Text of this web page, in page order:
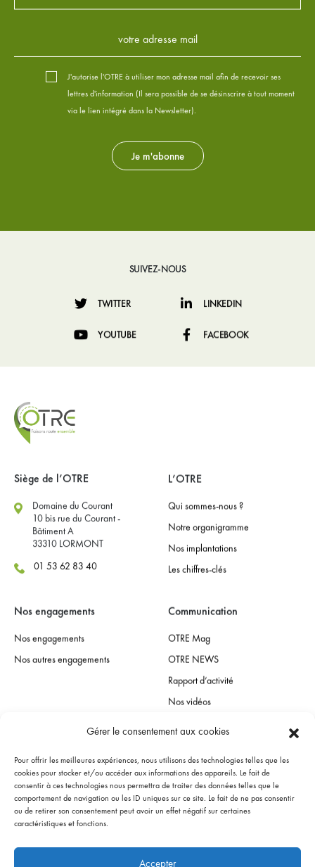
Gérer le consentement aux cookies
Pour offrir les meilleures expériences, nous utilisons des technologies telles que les
cookies pour stocker et/ou accéder aux informations des appareils. Le fait de
consentir à ces technologies nous permettra de traiter des données telles que le
comportement de navigation ou les ID uniques sur ce site. Le fait de ne pas consentir
ou de retirer son consentement peut avoir un effet négatif sur certaines
caractéristiques et fonctions.
Accepter
J'autorise l'OTRE à utiliser mon adresse mail afin de recevoir ses
lettres d'information (Il sera possible de se désinscrire à tout moment
via le lien intégré dans la Newsletter).
SUIVEZ-NOUS
TWITTER LINKEDIN
YOUTUBE FACEBOOK
Siège de l’OTRE
Domaine du Courant
10 bis rue du Courant -
Bâtiment A
33310 LORMONT
01 53 62 83 40
L’OTRE
Qui sommes-nous ?
Notre organigramme
Nos implantations
Les chiffres-clés
Nos engagements
Nos engagements
Nos autres engagements
Communication
OTRE Mag
OTRE NEWS
Rapport d’activité
Nos vidéos
Contact presse
Communiqués de presse
L’OTRE dans les medias